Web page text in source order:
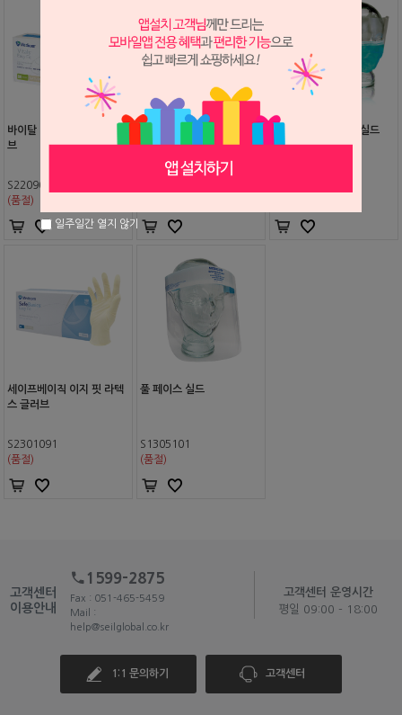
바이탈 이지핏 라텍스 글러
브
S2209061
(품절)
세이프 마스크 아이 실드
(고리형)
세이프베이직 이지 핏 라텍
스 글러브
S2301091
(품절)
풀 페이스 실드
S1305101
(품절)
고객센터
이용안내
1599-2875
Fax : 051-465-5459
Mail :
help@seilglobal.co.kr
고객센터 운영시간
평일 09:00 - 18:00
1:1 문의하기 고객센터
일주일간 열지 않기